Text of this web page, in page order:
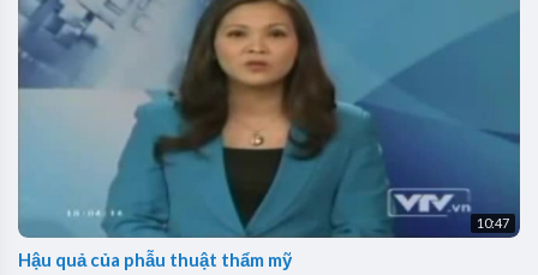
10:47
Hậu quả của phẫu thuật thẩm mỹ